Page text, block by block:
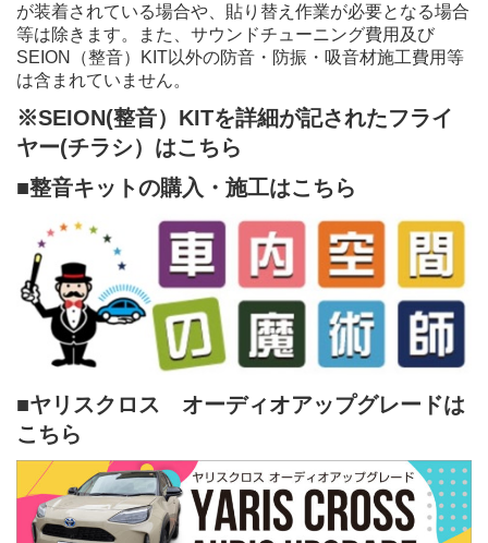
が装着されている場合や、貼り替え作業が必要となる場合
等は除きます。また、サウンドチューニング費用及び
SEION
（整音） KIT以外の防音・防振・吸音材施工費用等
は含まれていません。
※SEION(整音）KITを詳細が記されたフライ
ヤー(チラシ）はこちら
■整音キットの購入・施工はこちら
■ヤリスクロス オーディオアップグレードは
こちら